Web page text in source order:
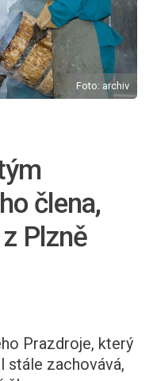
Foto: archiv
člena,
Plzně
Prazdroje, který
stále zachovává,